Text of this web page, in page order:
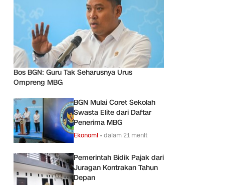
Bos BGN: Guru Tak Seharusnya Urus
Ompreng MBG
BGN Mulai Coret Sekolah
Swasta Elite dari Daftar
Penerima MBG
Ekonomi •dalam 21 menit
Pemerintah Bidik Pajak dari
Juragan Kontrakan Tahun
Depan